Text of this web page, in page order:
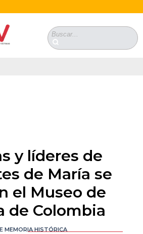
Formulario de
búsqueda
y líderes de
de María se
el Museo de
de Colombia
MEMORIA HISTÓRICA